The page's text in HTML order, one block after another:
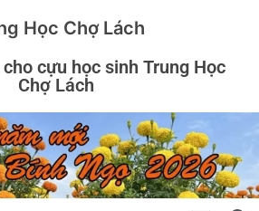
Học Chợ Lách
cựu học sinh Trung Học
Chợ Lách